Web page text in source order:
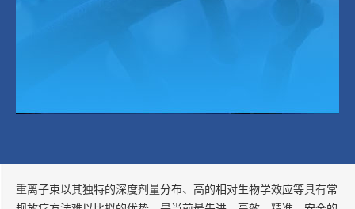
重离子束以其独特的深度剂量分布、高的相对生物学效应等具有常